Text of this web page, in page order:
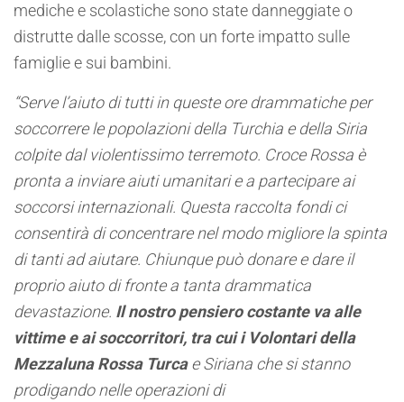
mediche e scolastiche sono state danneggiate o
distrutte dalle scosse, con un forte impatto sulle
famiglie e sui bambini.
“Serve l’aiuto di tutti in queste ore drammatiche per
soccorrere le popolazioni della Turchia e della Siria
colpite dal violentissimo terremoto. Croce Rossa è
pronta a inviare aiuti umanitari e a partecipare ai
soccorsi internazionali. Questa raccolta fondi ci
consentirà di concentrare nel modo migliore la spinta
di tanti ad aiutare. Chiunque può donare e dare il
proprio aiuto di fronte a tanta drammatica
devastazione. Il nostro pensiero costante va alle
vittime e ai soccorritori, tra cui i Volontari della
Mezzaluna Rossa Turca e Siriana che si stanno
prodigando nelle operazioni di